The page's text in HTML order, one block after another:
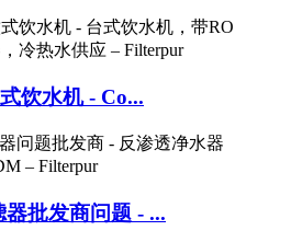
饮水机 - Co...
批发商问题 - ...